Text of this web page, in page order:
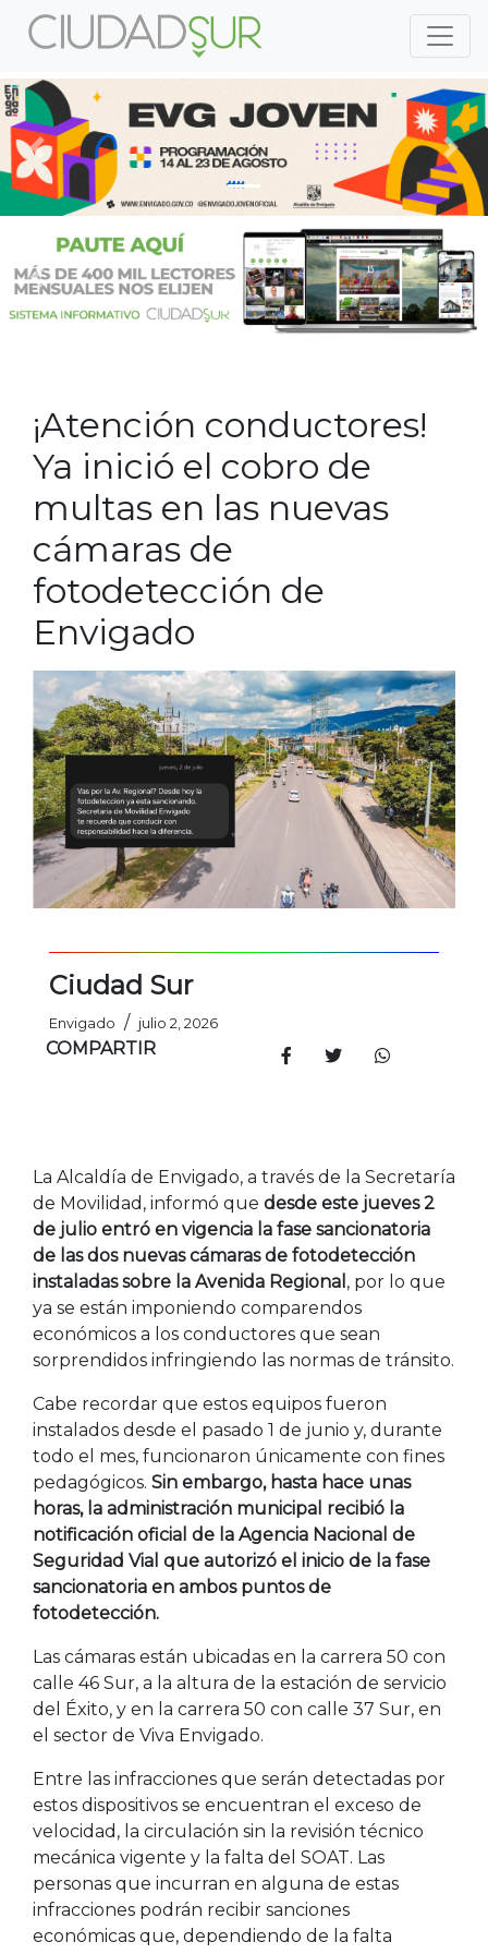
Previous
Previous
¡Atención conductores!
Ya inició el cobro de
multas en las nuevas
cámaras de
fotodetección de
Envigado
Ciudad Sur
Envigado / julio 2, 2026
COMPARTIR
La Alcaldía de Envigado, a través de la Secretaría
de Movilidad, informó que desde este jueves 2
de julio entró en vigencia la fase sancionatoria
de las dos nuevas cámaras de fotodetección
instaladas sobre la Avenida Regional , por lo que
ya se están imponiendo comparendos
económicos a los conductores que sean
sorprendidos infringiendo las normas de tránsito.
Cabe recordar que estos equipos fueron
instalados desde el pasado 1 de junio y, durante
todo el mes, funcionaron únicamente con fines
pedagógicos. Sin embargo, hasta hace unas
horas, la administración municipal recibió la
notificación oficial de la Agencia Nacional de
Seguridad Vial que autorizó el inicio de la fase
sancionatoria en ambos puntos de
fotodetección.
Las cámaras están ubicadas en la carrera 50 con
calle 46 Sur, a la altura de la estación de servicio
del Éxito, y en la carrera 50 con calle 37 Sur, en
el sector de Viva Envigado.
Entre las infracciones que serán detectadas por
estos dispositivos se encuentran el exceso de
velocidad, la circulación sin la revisión técnico
mecánica vigente y la falta del SOAT. Las
personas que incurran en alguna de estas
infracciones podrán recibir sanciones
económicas que, dependiendo de la falta